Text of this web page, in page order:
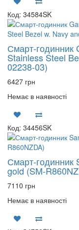
Код: 34584SK
Смарт-годинник
Stainless Steel
02238-03)
6427 грн
Немає в наявності
Код: 34456SK
Смарт-годинник
gold (SM-
7110 грн
Немає в наявності